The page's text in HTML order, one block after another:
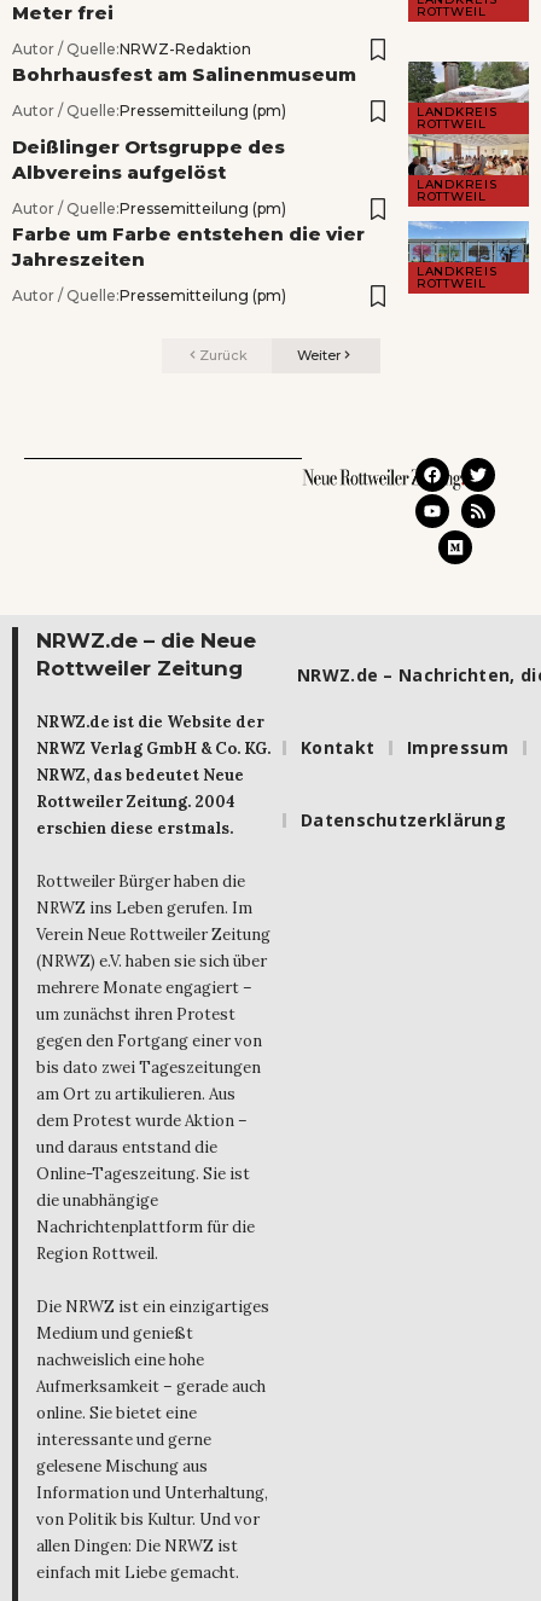
ROTTWEIL
Meter frei
Autor / Quelle:NRWZ-Redaktion
LANDKREIS
ROTTWEIL
Bohrhausfest am Salinenmuseum
Autor / Quelle:Pressemitteilung (pm)
LANDKREIS
ROTTWEIL
Deißlinger Ortsgruppe des
Albvereins aufgelöst
Autor / Quelle:Pressemitteilung (pm)
LANDKREIS
ROTTWEIL
Farbe um Farbe entstehen die vier
Jahreszeiten
Autor / Quelle:Pressemitteilung (pm)
Zurück Weiter
NRWZ.de – die Neue
Rottweiler Zeitung
NRWZ.de ist die Website der
NRWZ Verlag GmbH & Co. KG.
NRWZ, das bedeutet Neue
Rottweiler Zeitung. 2004
erschien diese erstmals.
Rottweiler Bürger haben die
NRWZ ins Leben gerufen. Im
Verein Neue Rottweiler Zeitung
(NRWZ) e.V. haben sie sich über
mehrere Monate engagiert –
um zunächst ihren Protest
gegen den Fortgang einer von
bis dato zwei Tageszeitungen
am Ort zu artikulieren. Aus
dem Protest wurde Aktion –
und daraus entstand die
Online-Tageszeitung. Sie ist
die unabhängige
Nachrichtenplattform für die
Region Rottweil.
Die NRWZ ist ein einzigartiges
Medium und genießt
nachweislich eine hohe
Aufmerksamkeit – gerade auch
online. Sie bietet eine
interessante und gerne
gelesene Mischung aus
Information und Unterhaltung,
von Politik bis Kultur. Und vor
allen Dingen: Die NRWZ ist
einfach mit Liebe gemacht.
NRWZ.de – Nachrichten,
Kontakt Impressum
Datenschutzerklärung